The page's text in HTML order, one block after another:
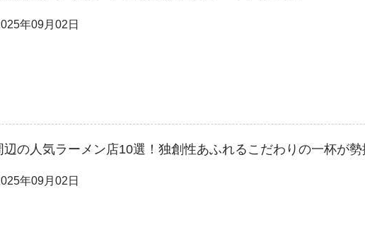
年09月02日
辺の人気ラーメン店10選！独創性あふれるこだわりの一杯が勢
年09月02日